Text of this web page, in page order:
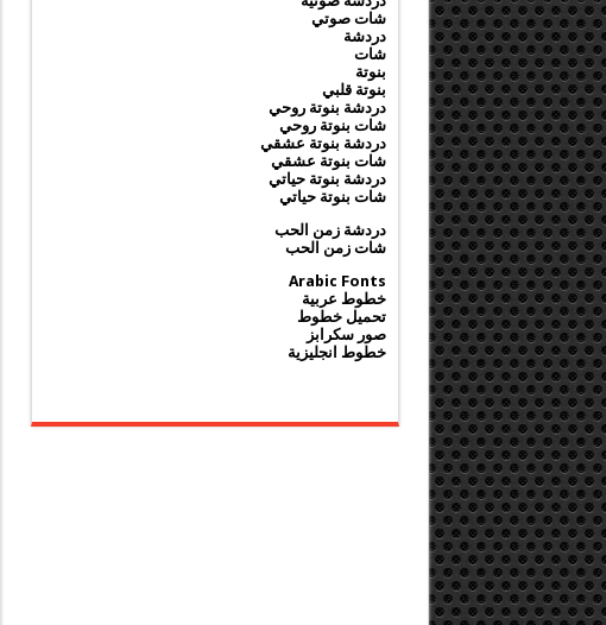
شات صوتي
دردشة
شات
بنوتة
بنوتة قلبي
دردشة بنوتة روحي
شات بنوتة روحي
دردشة بنوتة عشقي
شات بنوتة عشقي
دردشة بنوتة حياتي
شات بنوتة حياتي
دردشة زمن الحب
شات زمن الحب
Arabic Fonts
خطوط عربية
تحميل خطوط
صور سكرابز
خطوط انجليزية